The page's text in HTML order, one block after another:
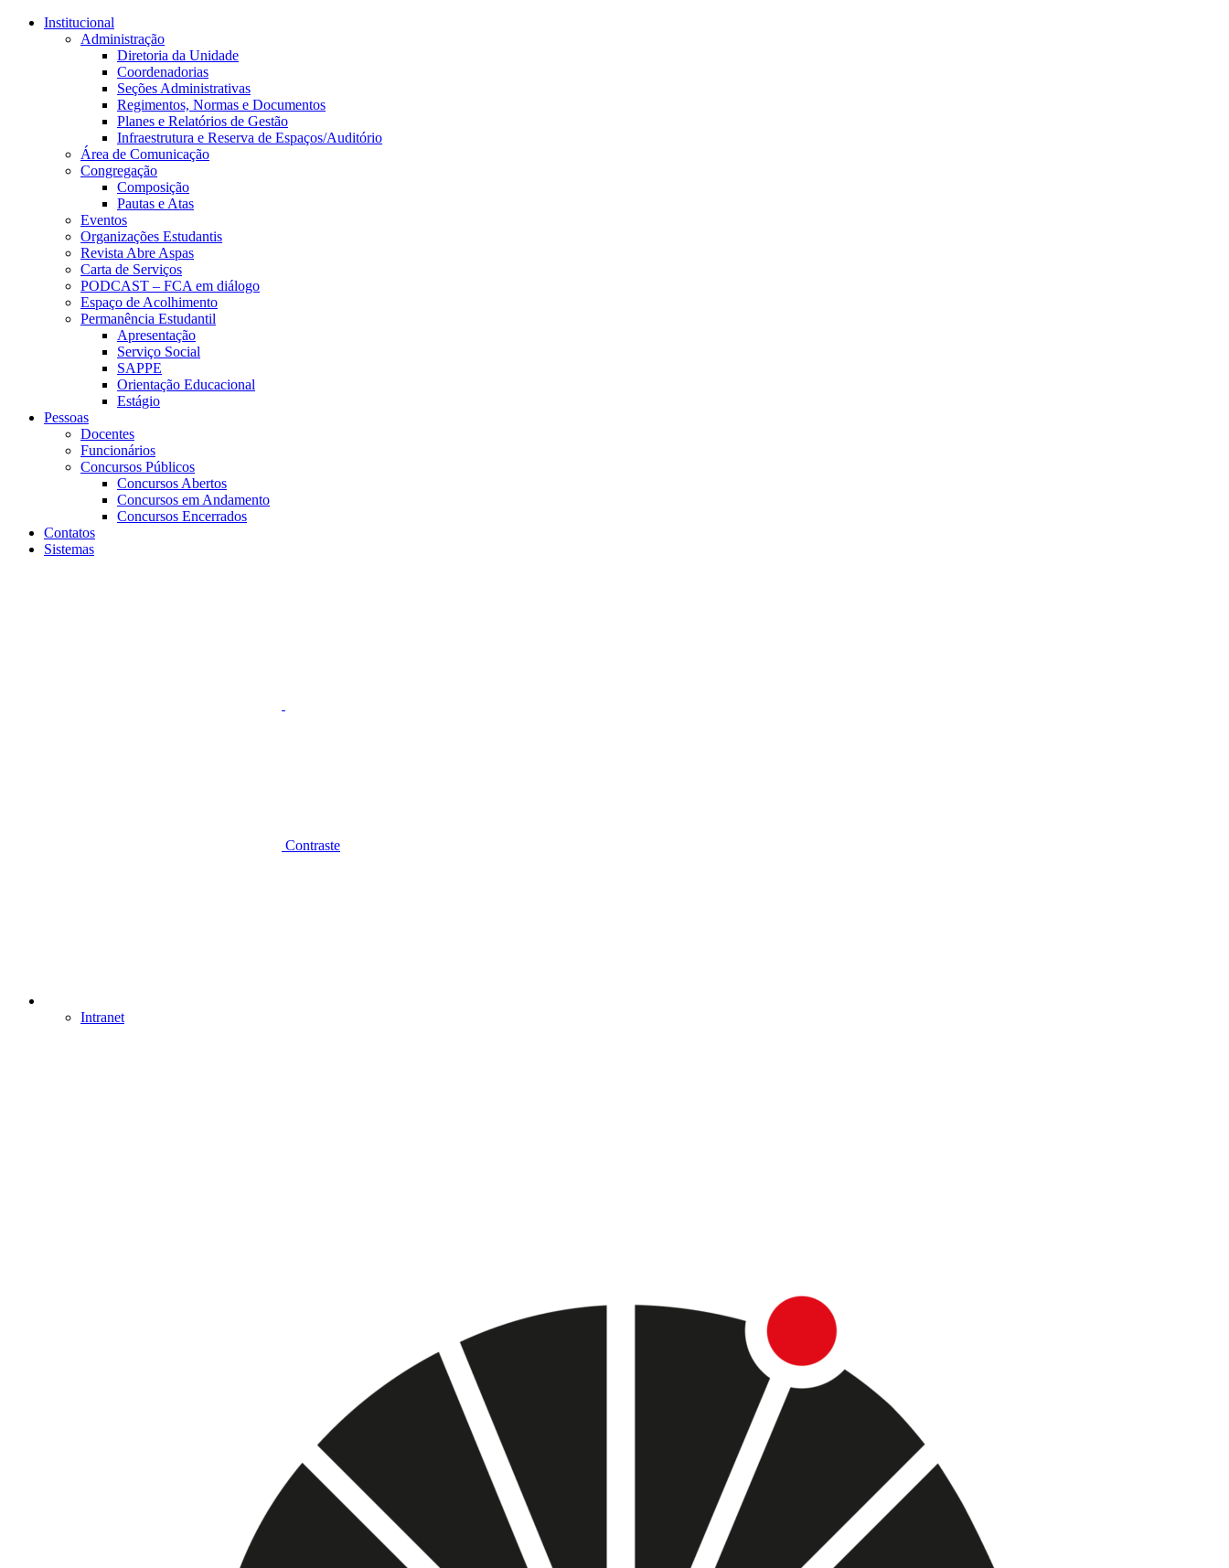
Conteúdo principal
Institucional
Administração
Diretoria da Unidade
Coordenadorias
Seções Administrativas
Regimentos, Normas e Documentos
Planes e Relatórios de Gestão
Infraestrutura e Reserva de Espaços/Auditório
Área de Comunicação
Congregação
Composição
Pautas e Atas
Eventos
Organizações Estudantis
Revista Abre Aspas
Carta de Serviços
PODCAST – FCA em diálogo
Espaço de Acolhimento
Permanência Estudantil
Apresentação
Serviço Social
SAPPE
Orientação Educacional
Estágio
Pessoas
Docentes
Funcionários
Concursos Públicos
Concursos Abertos
Concursos em Andamento
Concursos Encerrados
Contatos
Sistemas
Contraste
Intranet